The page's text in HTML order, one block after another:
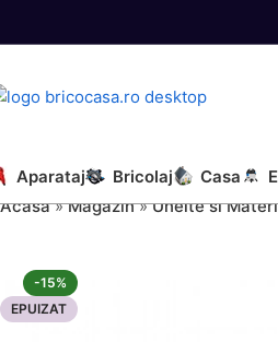
Aparataj Bricolaj Casa
Acasă»Magazin»Unelte si
-15%
EPUIZAT